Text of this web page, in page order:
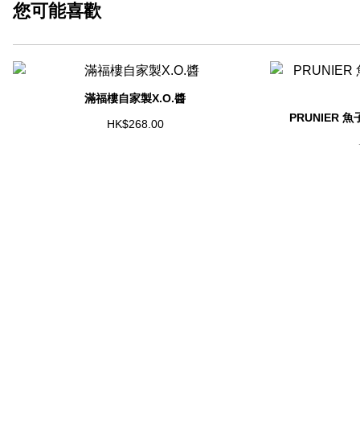
您可能喜歡
滿福樓自家製X.O.醬
HK$268.00
PRUNIER 魚